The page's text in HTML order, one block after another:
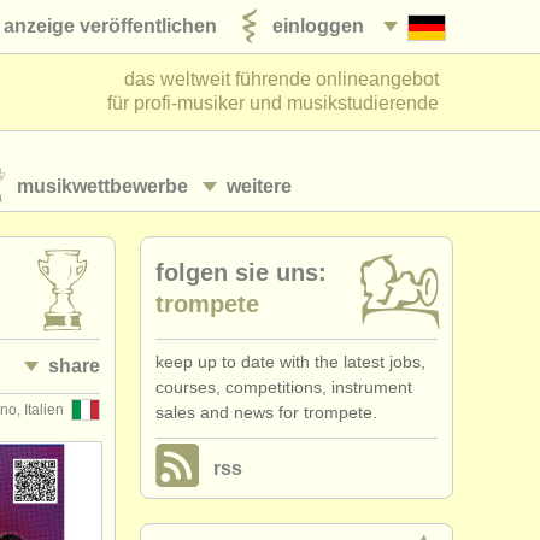
einloggen
anzeige veröffentlichen
das weltweit führende onlineangebot
für profi-musiker und musikstudierende
weitere
musikwettbewerbe
share
Italien
folgen sie uns:
trompete
keep up to date with the latest jobs,
courses, competitions, instrument
sales and news for trompete.
rss